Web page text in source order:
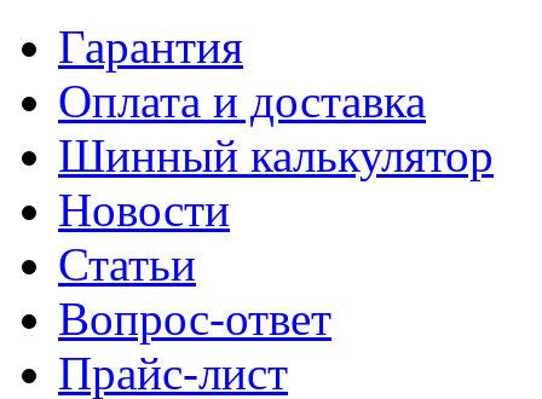
Гарантия
Оплата и доставка
Шинный калькулятор
Новости
Статьи
Вопрос-ответ
Прайс-лист